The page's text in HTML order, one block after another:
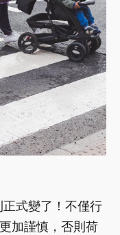
正式變了！不僅行
加謹慎，否則荷